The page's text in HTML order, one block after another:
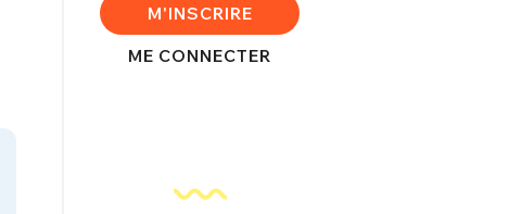
M'INSCRIRE
ME CONNECTER
FERMER